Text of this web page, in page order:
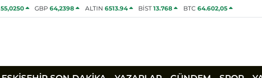
55,0250 GBP64,2398 ALTIN 6513.94 BİST13.768 BTC 64.602,05